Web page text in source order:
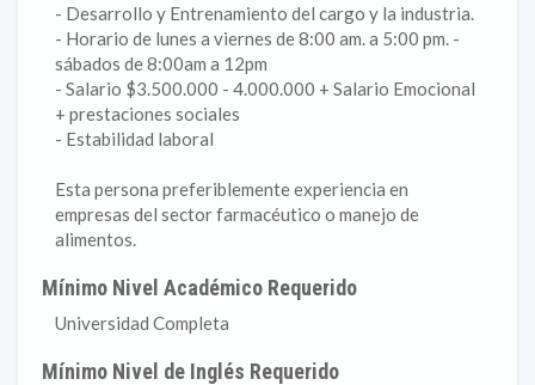
- Desarrollo y Entrenamiento del cargo y la industria.
- Horario de lunes a viernes de 8:00 am. a 5:00 pm. -
sábados de 8:00am a 12pm
- Salario $3.500.000 - 4.000.000 + Salario Emocional
+ prestaciones sociales
- Estabilidad laboral
Esta persona preferiblemente experiencia en
empresas del sector farmacéutico o manejo de
alimentos.
Mínimo Nivel Académico Requerido
Universidad Completa
Mínimo Nivel de Inglés Requerido